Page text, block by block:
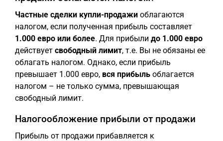
Частные сделки купли-продажи облагаются
налогом, если полученная прибыль составляет
1.000 евро или более. Для прибыли до 1.000 евро
действует свободный лимит, т.е. Вы не обязаны ее
облагать налогом. Однако, если прибыль
превышает 1.000 евро, вся прибыль облагается
налогом – не только сумма, превышающая
свободный лимит.
Налогообложение прибыли от продажи
Прибыль от продажи прибавляется к